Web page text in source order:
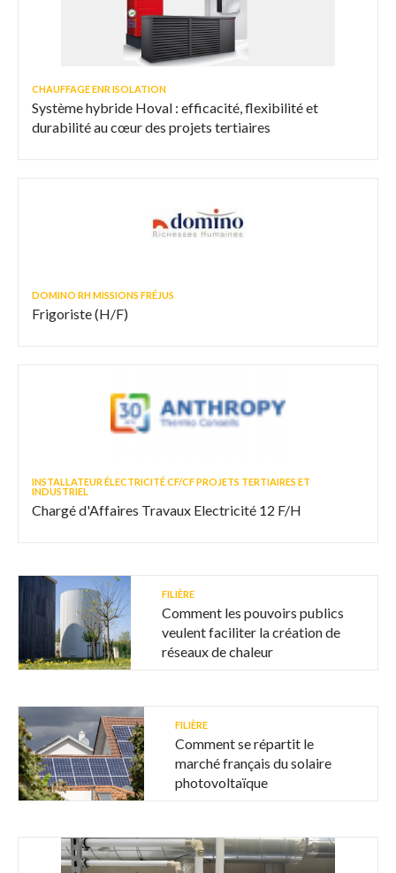
CHAUFFAGE ENR ISOLATION
Système hybride Hoval : efficacité, flexibilité et
durabilité au cœur des projets tertiaires
DOMINO RH MISSIONS FRÉJUS
Frigoriste (H/F)
INSTALLATEUR ÉLECTRICITÉ CF/CF PROJETS TERTIAIRES ET
INDUSTRIEL
Chargé d'Affaires Travaux Electricité 12 F/H
FILIÈRE
Comment les pouvoirs publics
veulent faciliter la création de
réseaux de chaleur
FILIÈRE
Comment se répartit le
marché français du solaire
photovoltaïque